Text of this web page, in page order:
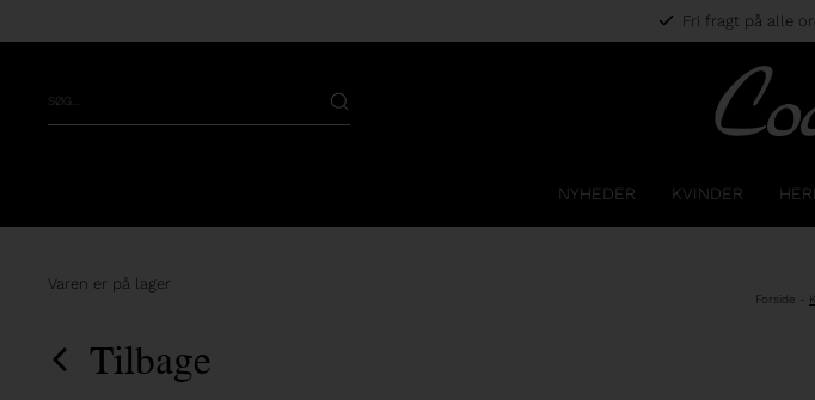
Fri fragt på alle
NYHEDER KVINDER
Varen er på lager
Forside -
Tilbage